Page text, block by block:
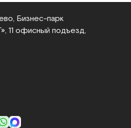
Бизнес‑парк
11 офисный подъезд,